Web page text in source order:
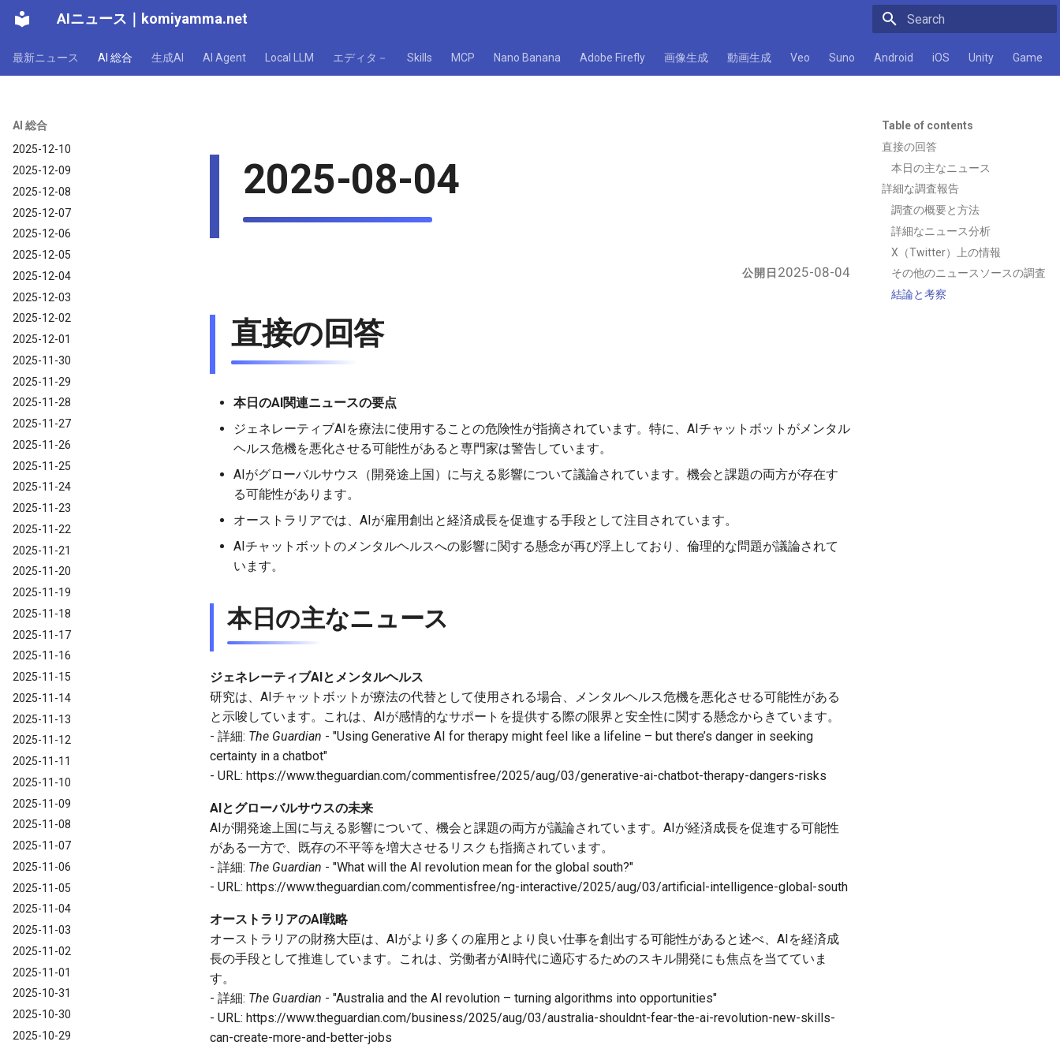
AIニュース komiyamma.net
最新ニュース AI 総合 生成AI AI Agent Local LLM エディタ－ Skills MCP Nano Banana Adobe Firefly 画像生成 動画生成 Veo Suno Android iOS Unity Game
AI 総合
2025-12-16
2025-12-14
2025-12-11
2025-12-10
2025-12-09
2025-12-08
2025-12-07
2025-12-06
2025-12-05
2025-12-04
2025-12-03
2025-12-02
2025-12-01
2025-11-30
2025-11-29
2025-11-28
2025-11-27
2025-11-26
2025-11-25
2025-11-24
2025-11-23
2025-11-22
2025-11-21
2025-11-20
2025-11-19
2025-11-18
2025-11-17
2025-11-16
2025-11-15
2025-11-14
2025-11-13
2025-11-12
2025-11-11
2025-11-10
2025-11-09
2025-11-08
2025-11-07
2025-11-06
2025-11-05
2025-11-04
2025-11-03
2025-11-02
2025-11-01
2025-10-31
2025-10-30
2025-10-29
Table of contents
直接の回答
本日の主なニュース
詳細な調査報告
調査の概要と方法
詳細なニュース分析
X（Twitter）上の情報
その他のニュースソースの調査
結論と考察
2025-08-04
公開日 2025-08-04
直接の回答
本日のAI関連ニュースの要点
ジェネレーティブAIを療法に使用することの危険性が指摘されています。特に、AIチャットボットがメンタル
ヘルス危機を悪化させる可能性があると専門家は警告しています。
AIがグローバルサウス（開発途上国）に与える影響について議論されています。機会と課題の両方が存在す
る可能性があります。
オーストラリアでは、AIが雇用創出と経済成長を促進する手段として注目されています。
AIチャットボットのメンタルヘルスへの影響に関する懸念が再び浮上しており、倫理的な問題が議論されて
います。
本日の主なニュース
ジェネレーティブAIとメンタルヘルス
研究は、AIチャットボットが療法の代替として使用される場合、メンタルヘルス危機を悪化させる可能性がある
と示唆しています。これは、AIが感情的なサポートを提供する際の限界と安全性に関する懸念からきています。
- 詳細: The Guardian - "Using Generative AI for therapy might feel like a lifeline – but there’s danger in seeking
certainty in a chatbot"
- URL: https://www.theguardian.com/commentisfree/2025/aug/03/generative-ai-chatbot-therapy-dangers-risks
AIとグローバルサウスの未来
AIが開発途上国に与える影響について、機会と課題の両方が議論されています。AIが経済成長を促進する可能性
がある一方で、既存の不平等を増大させるリスクも指摘されています。
- 詳細: The Guardian - "What will the AI revolution mean for the global south?"
- URL: https://www.theguardian.com/commentisfree/ng-interactive/2025/aug/03/artificial-intelligence-global-south
オーストラリアのAI戦略
オーストラリアの財務大臣は、AIがより多くの雇用とより良い仕事を創出する可能性があると述べ、AIを経済成
長の手段として推進しています。これは、労働者がAI時代に適応するためのスキル開発にも焦点を当てていま
す。
- 詳細: The Guardian - "Australia and the AI revolution – turning algorithms into opportunities"
- URL: https://www.theguardian.com/business/2025/aug/03/australia-shouldnt-fear-the-ai-revolution-new-skills-
can-create-more-and-better-jobs